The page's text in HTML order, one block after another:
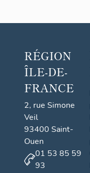
RÉGION
ÎLE-DE-
FRANCE
2, rue Simone
Veil
93400 Saint-
Ouen
01 53 85 59
93